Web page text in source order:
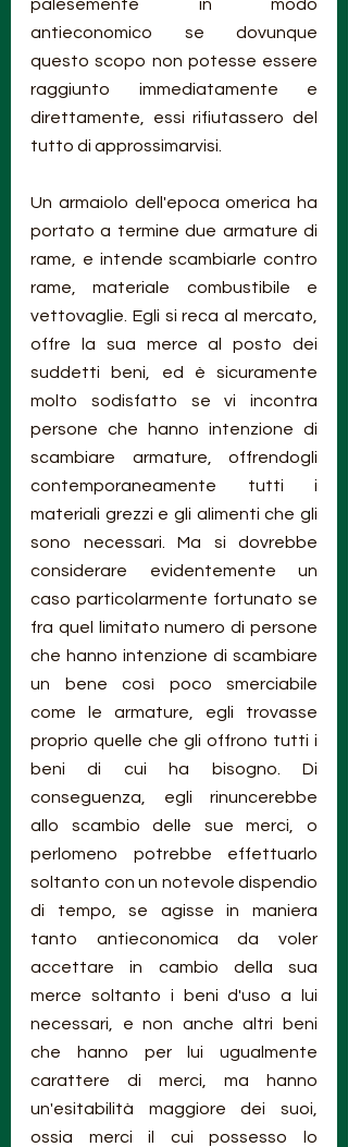
palesemente in modo
antieconomico se dovunque
questo scopo non potesse essere
raggiunto immediatamente e
direttamente, essi rifiutassero del
tutto di approssimarvisi.
Un armaiolo dell'epoca omerica ha
portato a termine due armature di
rame, e intende scambiarle contro
rame, materiale combustibile e
vettovaglie. Egli si reca al mercato,
offre la sua merce al posto dei
suddetti beni, ed è sicuramente
molto sodisfatto se vi incontra
persone che hanno intenzione di
scambiare armature, offrendogli
contemporaneamente tutti i
materiali grezzi e gli alimenti che gli
sono necessari. Ma si dovrebbe
considerare evidentemente un
caso particolarmente fortunato se
fra quel limitato numero di persone
che hanno intenzione di scambiare
un bene così poco smerciabile
come le armature, egli trovasse
proprio quelle che gli offrono tutti i
beni di cui ha bisogno. Di
conseguenza, egli rinuncerebbe
allo scambio delle sue merci, o
perlomeno potrebbe effettuarlo
soltanto con un notevole dispendio
di tempo, se agisse in maniera
tanto antieconomica da voler
accettare in cambio della sua
merce soltanto i beni d'uso a lui
necessari, e non anche altri beni
che hanno per lui ugualmente
carattere di merci, ma hanno
un'esitabilità maggiore dei suoi,
ossia merci il cui possesso lo